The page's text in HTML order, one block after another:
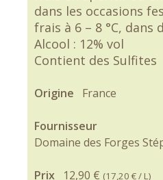
dans les occasions
frais à 6 – 8 °C, dans
Alcool : 12% vol
Contient des Sulfites
Origine France
Fournisseur
Domaine des Forges
Prix 12,90 € (17,20 €/ L)